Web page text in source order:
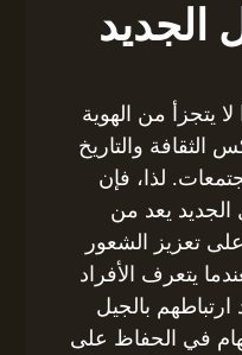
الجديد
لا يتجزأ من الهوية
الثقافة والتاريخ
لذا، فإن
الجديد يعد من
تعزيز الشعور
يتعرف الأفراد
ارتباطهم بالجيل
في الحفاظ على